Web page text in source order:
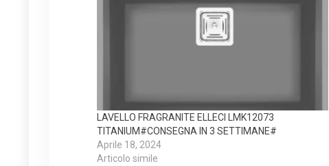
LAVELLO FRAGRANITE ELLECI LMK12073
TITANIUM#CONSEGNA IN 3 SETTIMANE#
Aprile 18, 2024
Articolo simile